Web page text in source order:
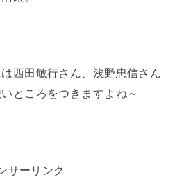
西田敏行さん、浅野忠信さん
ところをつきますよね～
サーリンク